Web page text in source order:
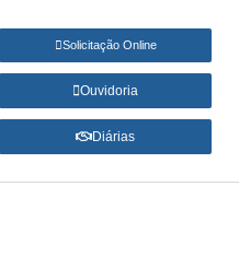
Solicitação Online
Ouvidoria
Diárias